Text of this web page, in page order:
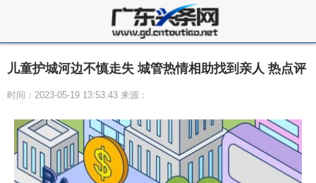
儿童护城河边不慎走失 城管热情相助找到亲人 热点评
时间：2023-05-19 13:53:43 来源：